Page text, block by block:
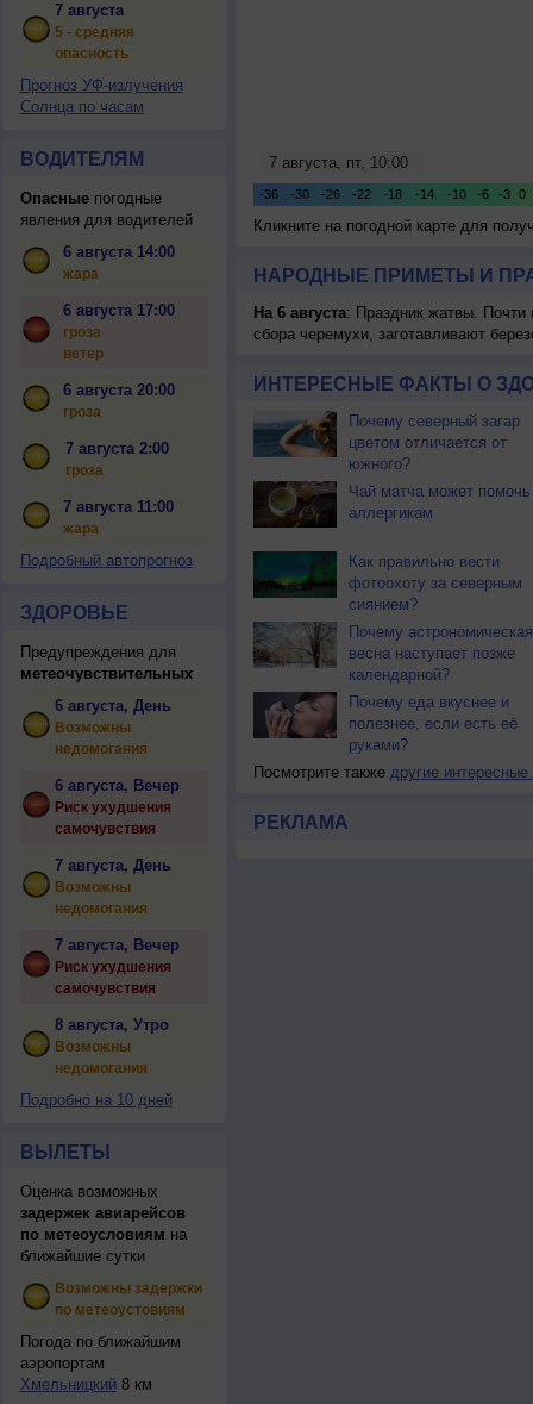
7 августа
5 - средняя
опасность
Прогноз УФ-излучения
Солнца по часам
ВОДИТЕЛЯМ
Опасныепогодные
явления для водителей
6 августа 14:00
жара
6 августа 17:00
гроза
ветер
6 августа 20:00
гроза
7 августа 2:00
гроза
7 августа 11:00
жара
Подробный автопрогноз
ЗДОРОВЬЕ
Предупреждения для
метеочувствительных
6 августа, День
Возможны
недомогания
6 августа, Вечер
Риск ухудшения
самочувствия
7 августа, День
Возможны
недомогания
7 августа, Вечер
Риск ухудшения
самочувствия
8 августа, Утро
Возможны
недомогания
Подробно на 10 дней
ВЫЛЕТЫ
Оценка возможных
задержек авиарейсов
по метеоусловиям на
ближайшие сутки
Возможны задержки
по метеоустовиям
Погода по ближайшим
аэропортам
Хмельницкий 8 км
Кликните на погодной карте для
НАРОДНЫЕ ПРИМЕТЫ И
На 6 августа: Праздник жатвы. Почти
сбора черемухи, заготавливают
ИНТЕРЕСНЫЕ ФАКТЫ О
Почему северный загар
цветом отличается от
южного?
Чай матча может помочь
аллергикам
Как правильно вести
фотоохоту за северным
сиянием?
Почему астрономическая
весна наступает позже
календарной?
Почему еда вкуснее и
полезнее, если есть её
руками?
Посмотрите также другие интересные
РЕКЛАМА